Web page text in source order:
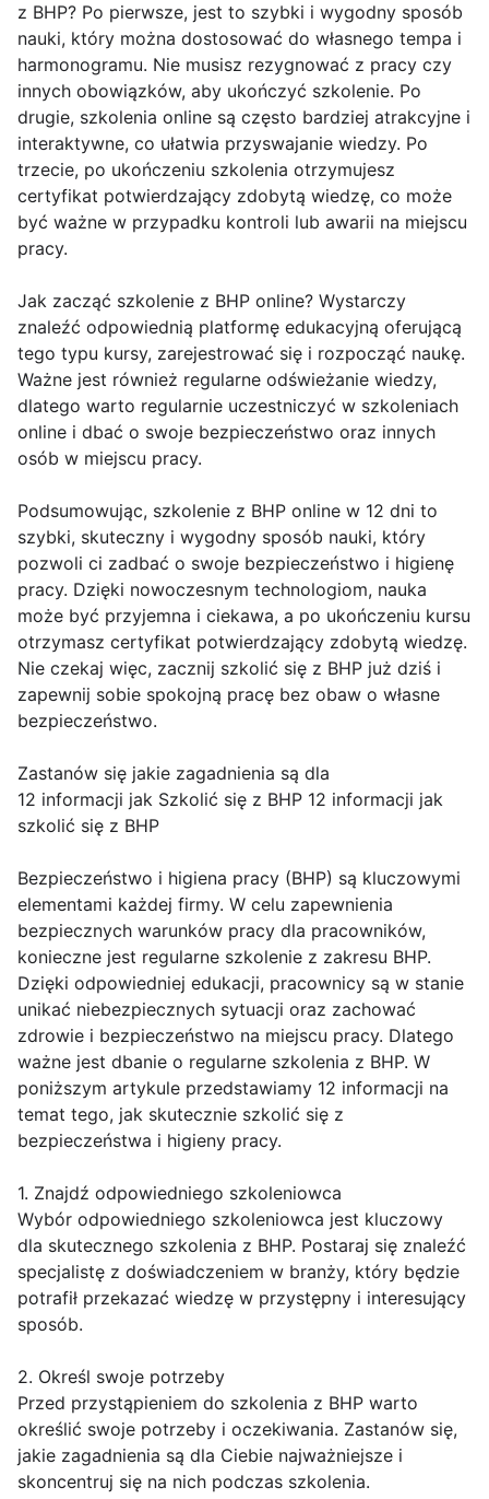
z BHP? Po pierwsze, jest to szybki i wygodny sposób
nauki, który można dostosować do własnego tempa i
harmonogramu. Nie musisz rezygnować z pracy czy
innych obowiązków, aby ukończyć szkolenie. Po
drugie, szkolenia online są często bardziej atrakcyjne i
interaktywne, co ułatwia przyswajanie wiedzy. Po
trzecie, po ukończeniu szkolenia otrzymujesz
certyfikat potwierdzający zdobytą wiedzę, co może
być ważne w przypadku kontroli lub awarii na miejscu
pracy.
Jak zacząć szkolenie z BHP online? Wystarczy
znaleźć odpowiednią platformę edukacyjną oferującą
tego typu kursy, zarejestrować się i rozpocząć naukę.
Ważne jest również regularne odświeżanie wiedzy,
dlatego warto regularnie uczestniczyć w szkoleniach
online i dbać o swoje bezpieczeństwo oraz innych
osób w miejscu pracy.
Podsumowując, szkolenie z BHP online w 12 dni to
szybki, skuteczny i wygodny sposób nauki, który
pozwoli ci zadbać o swoje bezpieczeństwo i higienę
pracy. Dzięki nowoczesnym technologiom, nauka
może być przyjemna i ciekawa, a po ukończeniu kursu
otrzymasz certyfikat potwierdzający zdobytą wiedzę.
Nie czekaj więc, zacznij szkolić się z BHP już dziś i
zapewnij sobie spokojną pracę bez obaw o własne
bezpieczeństwo.
Zastanów się jakie zagadnienia są dla
12 informacji jak Szkolić się z BHP 12 informacji jak
szkolić się z BHP
Bezpieczeństwo i higiena pracy (BHP) są kluczowymi
elementami każdej firmy. W celu zapewnienia
bezpiecznych warunków pracy dla pracowników,
konieczne jest regularne szkolenie z zakresu BHP.
Dzięki odpowiedniej edukacji, pracownicy są w stanie
unikać niebezpiecznych sytuacji oraz zachować
zdrowie i bezpieczeństwo na miejscu pracy. Dlatego
ważne jest dbanie o regularne szkolenia z BHP. W
poniższym artykule przedstawiamy 12 informacji na
temat tego, jak skutecznie szkolić się z
bezpieczeństwa i higieny pracy.
1. Znajdź odpowiedniego szkoleniowca
Wybór odpowiedniego szkoleniowca jest kluczowy
dla skutecznego szkolenia z BHP. Postaraj się znaleźć
specjalistę z doświadczeniem w branży, który będzie
potrafił przekazać wiedzę w przystępny i interesujący
sposób.
2. Określ swoje potrzeby
Przed przystąpieniem do szkolenia z BHP warto
określić swoje potrzeby i oczekiwania. Zastanów się,
jakie zagadnienia są dla Ciebie najważniejsze i
skoncentruj się na nich podczas szkolenia.